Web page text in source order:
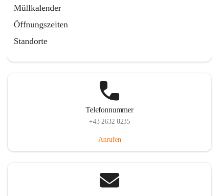
Müllkalender
Öffnungszeiten
Standorte
Telefonnummer
+43 2632 8235
Anrufen